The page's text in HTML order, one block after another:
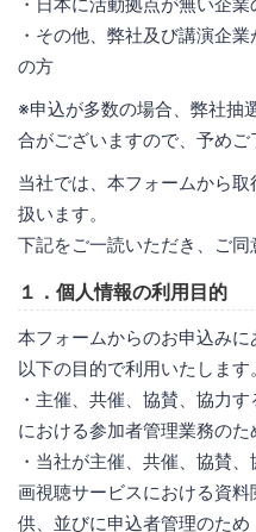
・その他、弊社及び講演企
の方
※申込が多数の場合、弊社抽
合がございますので、予めご
当社では、本フォームから
扱います。
下記をご一読いただき、ご同
１．個人情報の利用目的
本フォームからのお申込みに
以下の目的で利用いたします。
・主催、共催、協賛、協力
における参加者管理業務のた
・当社が主催、共催、協賛
画視聴サービスにおける資
供、並びに申込者管理のため